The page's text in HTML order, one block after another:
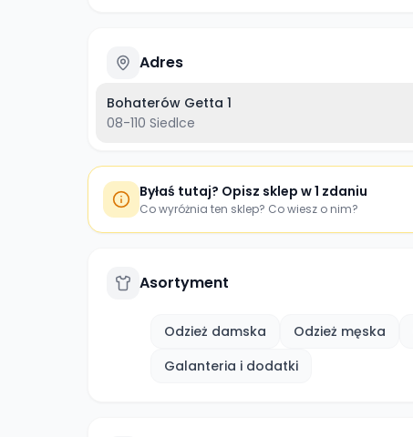
Adres
Bohaterów Getta 1
08-110 Siedlce
Byłaś tutaj? Opisz sklep w 1 zdaniu
Co wyróżnia ten sklep? Co wiesz o nim?
Asortyment
Odzież damska Odzież męska
Galanteria i dodatki